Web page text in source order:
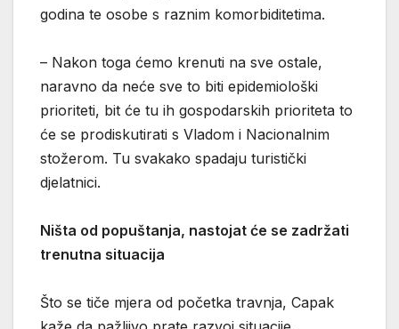
godina te osobe s raznim komorbiditetima.
– Nakon toga ćemo krenuti na sve ostale,
naravno da neće sve to biti epidemiološki
prioriteti, bit će tu ih gospodarskih prioriteta to
će se prodiskutirati s Vladom i Nacionalnim
stožerom. Tu svakako spadaju turistički
djelatnici.
Ništa od popuštanja, nastojat će se zadržati
trenutna situacija
Što se tiče mjera od početka travnja, Capak